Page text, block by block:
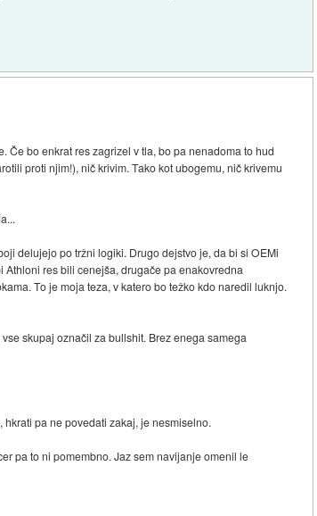
Če bo enkrat res zagrizel v tla, bo pa nenadoma to hud
proti njim!), nič krivim. Tako kot ubogemu, nič krivemu
delujejo po tržni logiki. Drugo dejstvo je, da bi si OEMi
res bili cenejša, drugače pa enakovredna
To je moja teza, v katero bo težko kdo naredil luknjo.
skupaj označil za bullshit. Brez enega samega
pa ne povedati zakaj, je nesmiselno.
pa to ni pomembno. Jaz sem navijanje omenil le